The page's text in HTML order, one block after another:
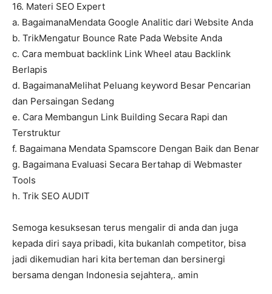
16. Materi SEO Expert
a. BagaimanaMendata Google Analitic dari Website Anda
b. TrikMengatur Bounce Rate Pada Website Anda
c. Cara membuat backlink Link Wheel atau Backlink
Berlapis
d. BagaimanaMelihat Peluang keyword Besar Pencarian
dan Persaingan Sedang
e. Cara Membangun Link Building Secara Rapi dan
Terstruktur
f. Bagaimana Mendata Spamscore Dengan Baik dan Benar
g. Bagaimana Evaluasi Secara Bertahap di Webmaster
Tools
h. Trik SEO AUDIT
Semoga kesuksesan terus mengalir di anda dan juga
kepada diri saya pribadi, kita bukanlah competitor, bisa
jadi dikemudian hari kita berteman dan bersinergi
bersama dengan Indonesia sejahtera,. amin